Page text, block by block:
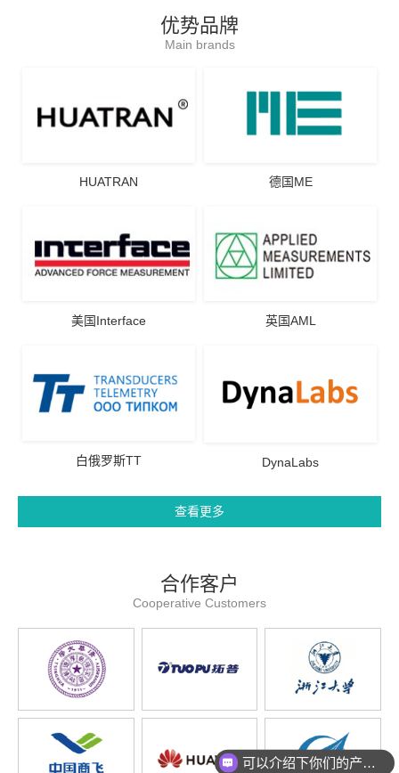
优势品牌
Main brands
HUATRAN 德国ME
美国Interface 英国AML
白俄罗斯TT DynaLabs
查看更多
合作客户
Cooperative Customers
可以介绍下你们的产品么